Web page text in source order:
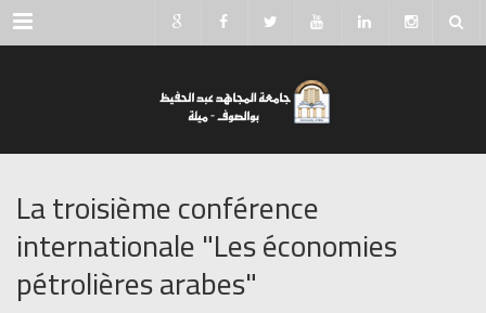
Menu
La troisième conférence
internationale "Les économies
pétrolières arabes"